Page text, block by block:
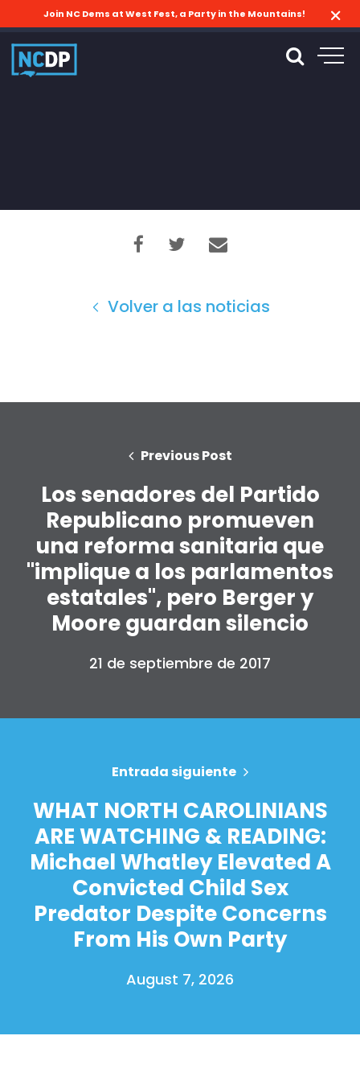
Join NC Dems at West Fest, a Party in the Mountains!
Volver a las noticias
Previous Post
Los senadores del Partido
Republicano promueven
una reforma sanitaria que
"implique a los parlamentos
estatales", pero Berger y
Moore guardan silencio
21 de septiembre de 2017
Entrada siguiente
WHAT NORTH CAROLINIANS
ARE WATCHING & READING:
Michael Whatley Elevated A
Convicted Child Sex
Predator Despite Concerns
From His Own Party
August 7, 2026